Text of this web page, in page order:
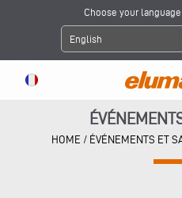
Choose your
English
HOME / ÉVÉNEMENTS ET